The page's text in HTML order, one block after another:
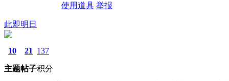
使用道具 举报
此即明日
10
主题
21
帖子
137
积分